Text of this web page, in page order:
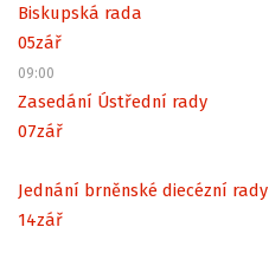
Biskupská rada
05zář
09:00
Zasedání Ústřední rady
07zář
Jednání brněnské diecézní rady
14zář